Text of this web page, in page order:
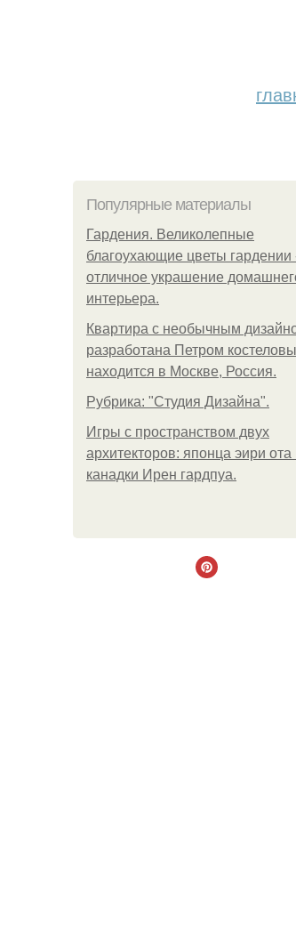
Популярные материалы
Гардения. Великолепные
благоухающие цветы гардении
отличное украшение
интерьера.
Квартира с необычным
разработана Петром
находится в Москве, Россия.
Рубрика: "Студия Дизайна".
Игры с пространством двух
архитекторов: японца эири ота
канадки Ирен гардпуа.